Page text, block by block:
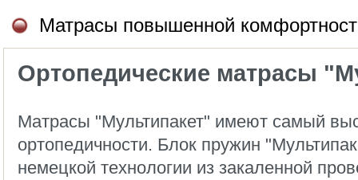
Матрасы повышенной
Ортопедические матрасы
Матрасы "Мультипакет" имеют самый
ортопедичности. Блок пружин
немецкой технологии из закаленной